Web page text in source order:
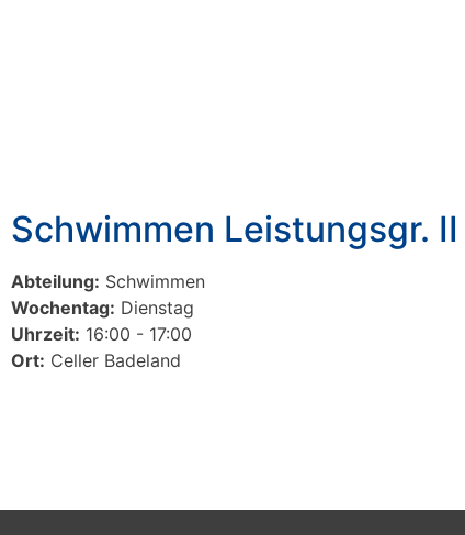
Schwimmen Leistungsgr. II
Abteilung: Schwimmen
Wochentag: Dienstag
Uhrzeit: 16:00 - 17:00
Ort: Celler Badeland